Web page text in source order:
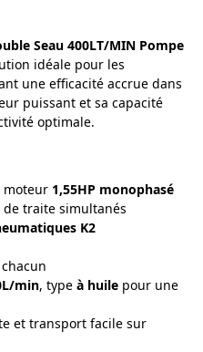
Seau 400LT/MIN Pompe
idéale pour les
une efficacité accrue dans
puissant et sa capacité
optimale.
moteur 1,55HP monophasé
de traite simultanés
K2
chacun
min, type à huile pour une
et transport facile sur